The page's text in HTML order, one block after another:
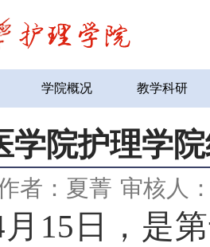
学院概况 教学科研
学院护理学
者：夏菁 审核人
15日， 是